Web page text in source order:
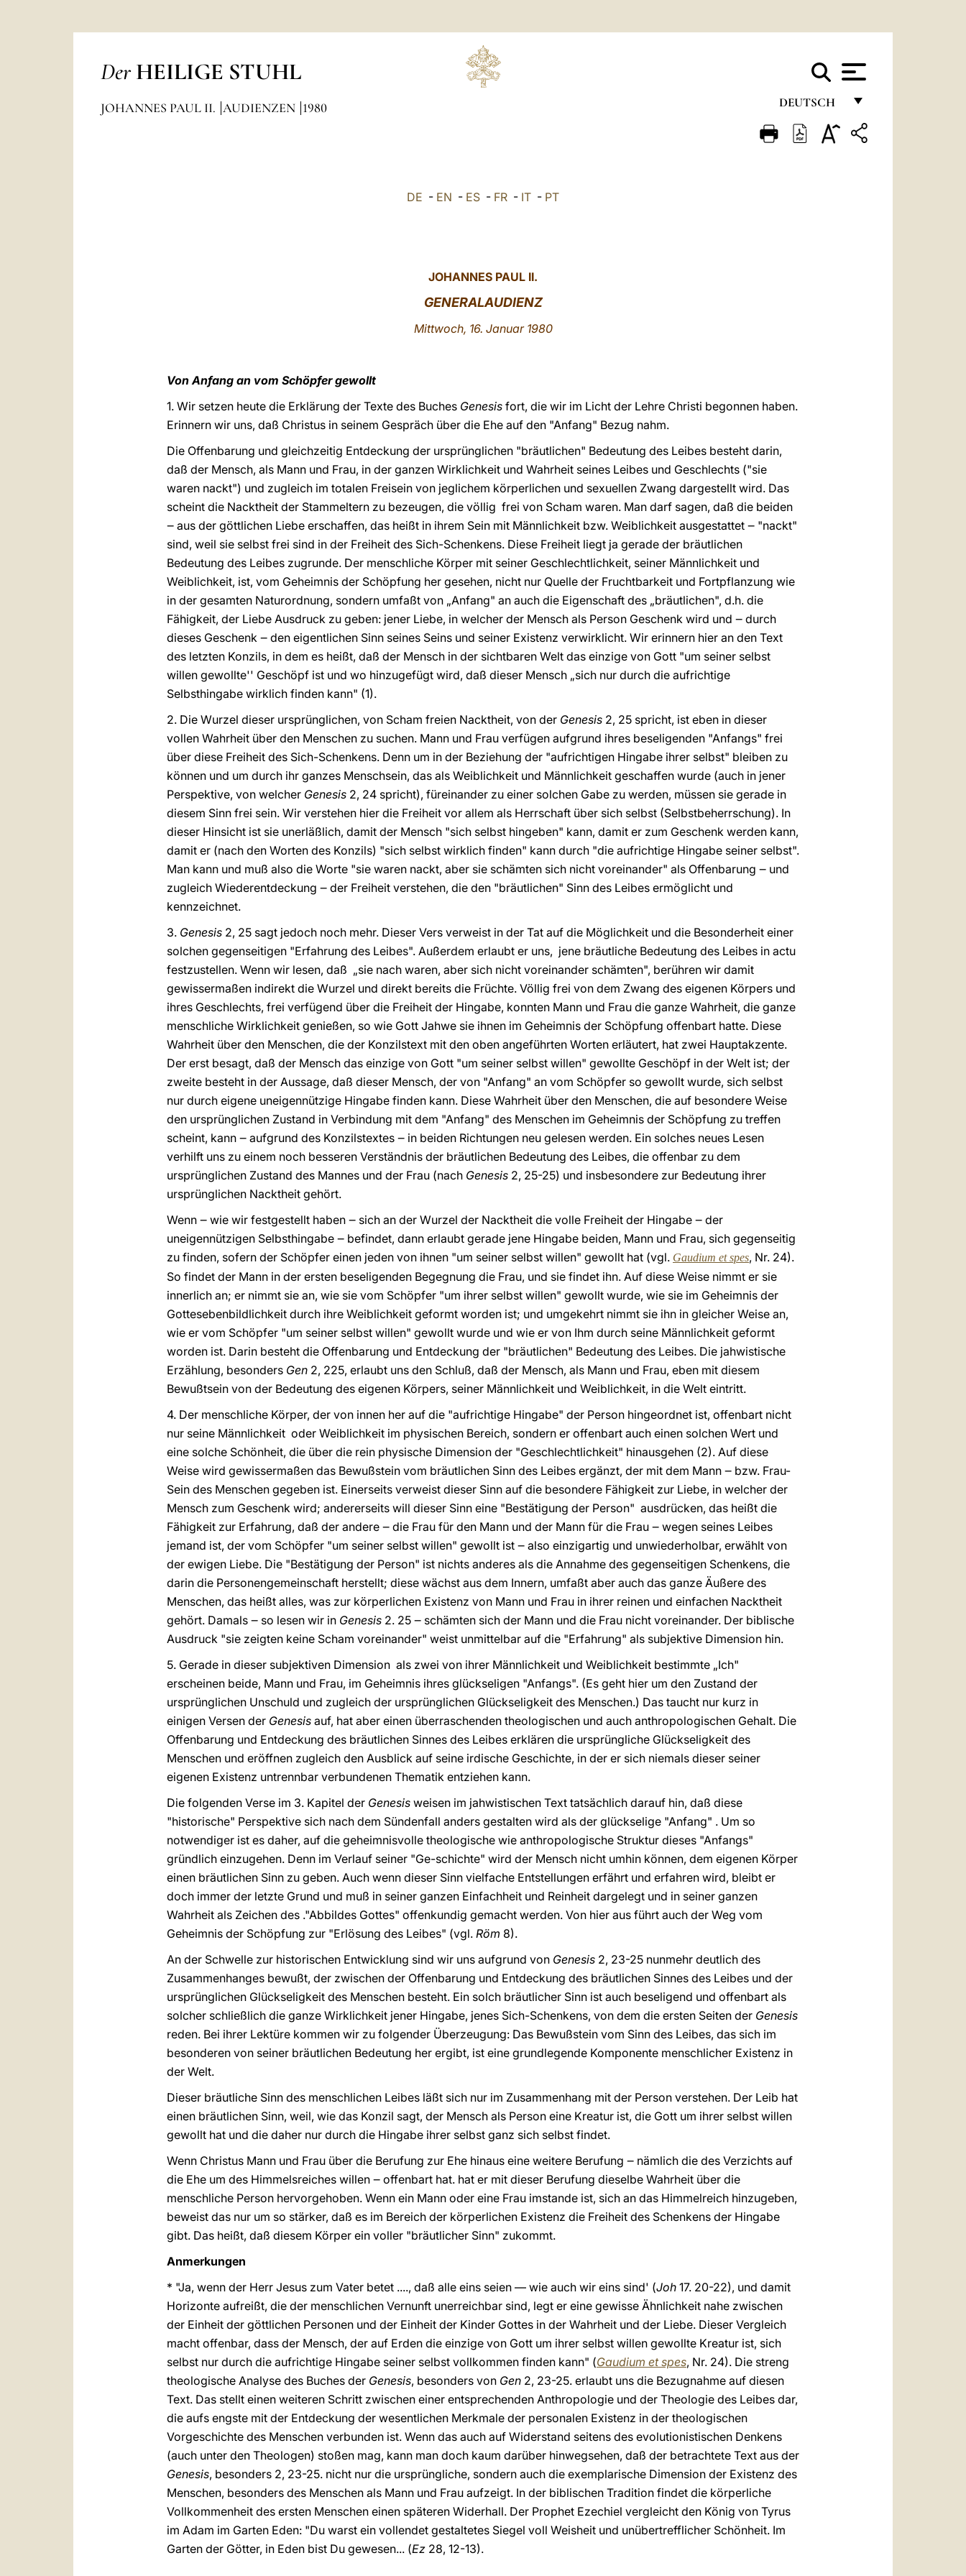
Der HEILIGE STUHL
DEUTSCH
FRANÇAIS
JOHANNES PAUL II. AUDIENZEN 1980
DE - EN - ES - FR - IT - PT
JOHANNES PAUL II.
GENERALAUDIENZ
Mittwoch, 16. Januar 1980
Von Anfang an vom Schöpfer gewollt
1. Wir setzen heute die Erklärung der Texte des Buches Genesis fort, die wir im Licht der Lehre Christi begonnen haben.
Erinnern wir uns, daß Christus in seinem Gespräch über die Ehe auf den "Anfang" Bezug nahm.
Die Offenbarung und gleichzeitig Entdeckung der ursprünglichen "bräutlichen" Bedeutung des Leibes besteht darin,
daß der Mensch, als Mann und Frau, in der ganzen Wirklichkeit und Wahrheit seines Leibes und Geschlechts ("sie
waren nackt") und zugleich im totalen Freisein von jeglichem körperlichen und sexuellen Zwang dargestellt wird. Das
scheint die Nacktheit der Stammeltern zu bezeugen, die völlig frei von Scham waren. Man darf sagen, daß die beiden
‒ aus der göttlichen Liebe erschaffen, das heißt in ihrem Sein mit Männlichkeit bzw. Weiblichkeit ausgestattet ‒ "nackt"
sind, weil sie selbst frei sind in der Freiheit des Sich-Schenkens. Diese Freiheit liegt ja gerade der bräutlichen
Bedeutung des Leibes zugrunde. Der menschliche Körper mit seiner Geschlechtlichkeit, seiner Männlichkeit und
Weiblichkeit, ist, vom Geheimnis der Schöpfung her gesehen, nicht nur Quelle der Fruchtbarkeit und Fortpflanzung wie
in der gesamten Naturordnung, sondern umfaßt von „Anfang" an auch die Eigenschaft des „bräutlichen", d.h. die
Fähigkeit, der Liebe Ausdruck zu geben: jener Liebe, in welcher der Mensch als Person Geschenk wird und ‒ durch
dieses Geschenk ‒ den eigentlichen Sinn seines Seins und seiner Existenz verwirklicht. Wir erinnern hier an den Text
des letzten Konzils, in dem es heißt, daß der Mensch in der sichtbaren Welt das einzige von Gott "um seiner selbst
willen gewollte'' Geschöpf ist und wo hinzugefügt wird, daß dieser Mensch „sich nur durch die aufrichtige
Selbsthingabe wirklich finden kann" (1).
2. Die Wurzel dieser ursprünglichen, von Scham freien Nacktheit, von der Genesis 2, 25 spricht, ist eben in dieser
vollen Wahrheit über den Menschen zu suchen. Mann und Frau verfügen aufgrund ihres beseligenden "Anfangs" frei
über diese Freiheit des Sich-Schenkens. Denn um in der Beziehung der "aufrichtigen Hingabe ihrer selbst" bleiben zu
können und um durch ihr ganzes Menschsein, das als Weiblichkeit und Männlichkeit geschaffen wurde (auch in jener
Perspektive, von welcher Genesis 2, 24 spricht), füreinander zu einer solchen Gabe zu werden, müssen sie gerade in
diesem Sinn frei sein. Wir verstehen hier die Freiheit vor allem als Herrschaft über sich selbst (Selbstbeherrschung). In
dieser Hinsicht ist sie unerläßlich, damit der Mensch "sich selbst hingeben" kann, damit er zum Geschenk werden kann,
damit er (nach den Worten des Konzils) "sich selbst wirklich finden" kann durch "die aufrichtige Hingabe seiner selbst".
Man kann und muß also die Worte "sie waren nackt, aber sie schämten sich nicht voreinander" als Offenbarung ‒ und
zugleich Wiederentdeckung ‒ der Freiheit verstehen, die den "bräutlichen" Sinn des Leibes ermöglicht und
kennzeichnet.
3. Genesis 2, 25 sagt jedoch noch mehr. Dieser Vers verweist in der Tat auf die Möglichkeit und die Besonderheit einer
solchen gegenseitigen "Erfahrung des Leibes". Außerdem erlaubt er uns, jene bräutliche Bedeutung des Leibes in actu
festzustellen. Wenn wir lesen, daß „sie nach waren, aber sich nicht voreinander schämten", berühren wir damit
gewissermaßen indirekt die Wurzel und direkt bereits die Früchte. Völlig frei von dem Zwang des eigenen Körpers und
ihres Geschlechts, frei verfügend über die Freiheit der Hingabe, konnten Mann und Frau die ganze Wahrheit, die ganze
menschliche Wirklichkeit genießen, so wie Gott Jahwe sie ihnen im Geheimnis der Schöpfung offenbart hatte. Diese
Wahrheit über den Menschen, die der Konzilstext mit den oben angeführten Worten erläutert, hat zwei Hauptakzente.
Der erst besagt, daß der Mensch das einzige von Gott "um seiner selbst willen" gewollte Geschöpf in der Welt ist; der
zweite besteht in der Aussage, daß dieser Mensch, der von "Anfang" an vom Schöpfer so gewollt wurde, sich selbst
nur durch eigene uneigennützige Hingabe finden kann. Diese Wahrheit über den Menschen, die auf besondere Weise
den ursprünglichen Zustand in Verbindung mit dem "Anfang" des Menschen im Geheimnis der Schöpfung zu treffen
scheint, kann ‒ aufgrund des Konzilstextes ‒ in beiden Richtungen neu gelesen werden. Ein solches neues Lesen
verhilft uns zu einem noch besseren Verständnis der bräutlichen Bedeutung des Leibes, die offenbar zu dem
ursprünglichen Zustand des Mannes und der Frau (nach Genesis 2, 25-25) und insbesondere zur Bedeutung ihrer
ursprünglichen Nacktheit gehört.
Wenn ‒ wie wir festgestellt haben ‒ sich an der Wurzel der Nacktheit die volle Freiheit der Hingabe ‒ der
uneigennützigen Selbsthingabe ‒ befindet, dann erlaubt gerade jene Hingabe beiden, Mann und Frau, sich gegenseitig
zu finden, sofern der Schöpfer einen jeden von ihnen "um seiner selbst willen" gewollt hat (vgl. Gaudium et spes, Nr. 24).
So findet der Mann in der ersten beseligenden Begegnung die Frau, und sie findet ihn. Auf diese Weise nimmt er sie
innerlich an; er nimmt sie an, wie sie vom Schöpfer "um ihrer selbst willen" gewollt wurde, wie sie im Geheimnis der
Gottesebenbildlichkeit durch ihre Weiblichkeit geformt worden ist; und umgekehrt nimmt sie ihn in gleicher Weise an,
wie er vom Schöpfer "um seiner selbst willen" gewollt wurde und wie er von Ihm durch seine Männlichkeit geformt
worden ist. Darin besteht die Offenbarung und Entdeckung der "bräutlichen" Bedeutung des Leibes. Die jahwistische
Erzählung, besonders Gen 2, 225, erlaubt uns den Schluß, daß der Mensch, als Mann und Frau, eben mit diesem
Bewußtsein von der Bedeutung des eigenen Körpers, seiner Männlichkeit und Weiblichkeit, in die Welt eintritt.
4. Der menschliche Körper, der von innen her auf die "aufrichtige Hingabe" der Person hingeordnet ist, offenbart nicht
nur seine Männlichkeit oder Weiblichkeit im physischen Bereich, sondern er offenbart auch einen solchen Wert und
eine solche Schönheit, die über die rein physische Dimension der "Geschlechtlichkeit" hinausgehen (2). Auf diese
Weise wird gewissermaßen das Bewußstein vom bräutlichen Sinn des Leibes ergänzt, der mit dem Mann ‒ bzw. Frau-
Sein des Menschen gegeben ist. Einerseits verweist dieser Sinn auf die besondere Fähigkeit zur Liebe, in welcher der
Mensch zum Geschenk wird; andererseits will dieser Sinn eine "Bestätigung der Person" ausdrücken, das heißt die
Fähigkeit zur Erfahrung, daß der andere ‒ die Frau für den Mann und der Mann für die Frau ‒ wegen seines Leibes
jemand ist, der vom Schöpfer "um seiner selbst willen" gewollt ist ‒ also einzigartig und unwiederholbar, erwählt von
der ewigen Liebe. Die "Bestätigung der Person" ist nichts anderes als die Annahme des gegenseitigen Schenkens, die
darin die Personengemeinschaft herstellt; diese wächst aus dem Innern, umfaßt aber auch das ganze Äußere des
Menschen, das heißt alles, was zur körperlichen Existenz von Mann und Frau in ihrer reinen und einfachen Nacktheit
gehört. Damals ‒ so lesen wir in Genesis 2. 25 ‒ schämten sich der Mann und die Frau nicht voreinander. Der biblische
Ausdruck "sie zeigten keine Scham voreinander" weist unmittelbar auf die "Erfahrung" als subjektive Dimension hin.
5. Gerade in dieser subjektiven Dimension als zwei von ihrer Männlichkeit und Weiblichkeit bestimmte „Ich"
erscheinen beide, Mann und Frau, im Geheimnis ihres glückseligen "Anfangs". (Es geht hier um den Zustand der
ursprünglichen Unschuld und zugleich der ursprünglichen Glückseligkeit des Menschen.) Das taucht nur kurz in
einigen Versen der Genesis auf, hat aber einen überraschenden theologischen und auch anthropologischen Gehalt. Die
Offenbarung und Entdeckung des bräutlichen Sinnes des Leibes erklären die ursprüngliche Glückseligkeit des
Menschen und eröffnen zugleich den Ausblick auf seine irdische Geschichte, in der er sich niemals dieser seiner
eigenen Existenz untrennbar verbundenen Thematik entziehen kann.
Die folgenden Verse im 3. Kapitel der Genesis weisen im jahwistischen Text tatsächlich darauf hin, daß diese
"historische" Perspektive sich nach dem Sündenfall anders gestalten wird als der glückselige "Anfang" . Um so
notwendiger ist es daher, auf die geheimnisvolle theologische wie anthropologische Struktur dieses "Anfangs"
gründlich einzugehen. Denn im Verlauf seiner "Ge-schichte" wird der Mensch nicht umhin können, dem eigenen Körper
einen bräutlichen Sinn zu geben. Auch wenn dieser Sinn vielfache Entstellungen erfährt und erfahren wird, bleibt er
doch immer der letzte Grund und muß in seiner ganzen Einfachheit und Reinheit dargelegt und in seiner ganzen
Wahrheit als Zeichen des ."Abbildes Gottes" offenkundig gemacht werden. Von hier aus führt auch der Weg vom
Geheimnis der Schöpfung zur "Erlösung des Leibes" (vgl. Röm 8).
An der Schwelle zur historischen Entwicklung sind wir uns aufgrund von Genesis 2, 23-25 nunmehr deutlich des
Zusammenhanges bewußt, der zwischen der Offenbarung und Entdeckung des bräutlichen Sinnes des Leibes und der
ursprünglichen Glückseligkeit des Menschen besteht. Ein solch bräutlicher Sinn ist auch beseligend und offenbart als
solcher schließlich die ganze Wirklichkeit jener Hingabe, jenes Sich-Schenkens, von dem die ersten Seiten der Genesis
reden. Bei ihrer Lektüre kommen wir zu folgender Überzeugung: Das Bewußstein vom Sinn des Leibes, das sich im
besonderen von seiner bräutlichen Bedeutung her ergibt, ist eine grundlegende Komponente menschlicher Existenz in
der Welt.
Dieser bräutliche Sinn des menschlichen Leibes läßt sich nur im Zusammenhang mit der Person verstehen. Der Leib hat
einen bräutlichen Sinn, weil, wie das Konzil sagt, der Mensch als Person eine Kreatur ist, die Gott um ihrer selbst willen
gewollt hat und die daher nur durch die Hingabe ihrer selbst ganz sich selbst findet.
Wenn Christus Mann und Frau über die Berufung zur Ehe hinaus eine weitere Berufung ‒ nämlich die des Verzichts auf
die Ehe um des Himmelsreiches willen ‒ offenbart hat. hat er mit dieser Berufung dieselbe Wahrheit über die
menschliche Person hervorgehoben. Wenn ein Mann oder eine Frau imstande ist, sich an das Himmelreich hinzugeben,
beweist das nur um so stärker, daß es im Bereich der körperlichen Existenz die Freiheit des Schenkens der Hingabe
gibt. Das heißt, daß diesem Körper ein voller "bräutlicher Sinn" zukommt.
Anmerkungen
* "Ja, wenn der Herr Jesus zum Vater betet ...., daß alle eins seien — wie auch wir eins sind' (Joh 17. 20-22), und damit
Horizonte aufreißt, die der menschlichen Vernunft unerreichbar sind, legt er eine gewisse Ähnlichkeit nahe zwischen
der Einheit der göttlichen Personen und der Einheit der Kinder Gottes in der Wahrheit und der Liebe. Dieser Vergleich
macht offenbar, dass der Mensch, der auf Erden die einzige von Gott um ihrer selbst willen gewollte Kreatur ist, sich
selbst nur durch die aufrichtige Hingabe seiner selbst vollkommen finden kann" (Gaudium et spes, Nr. 24). Die streng
theologische Analyse des Buches der Genesis, besonders von Gen 2, 23-25. erlaubt uns die Bezugnahme auf diesen
Text. Das stellt einen weiteren Schritt zwischen einer entsprechenden Anthropologie und der Theologie des Leibes dar,
die aufs engste mit der Entdeckung der wesentlichen Merkmale der personalen Existenz in der theologischen
Vorgeschichte des Menschen verbunden ist. Wenn das auch auf Widerstand seitens des evolutionistischen Denkens
(auch unter den Theologen) stoßen mag, kann man doch kaum darüber hinwegsehen, daß der betrachtete Text aus der
Genesis, besonders 2, 23-25. nicht nur die ursprüngliche, sondern auch die exemplarische Dimension der Existenz des
Menschen, besonders des Menschen als Mann und Frau aufzeigt. In der biblischen Tradition findet die körperliche
Vollkommenheit des ersten Menschen einen späteren Widerhall. Der Prophet Ezechiel vergleicht den König von Tyrus
im Adam im Garten Eden: "Du warst ein vollendet gestaltetes Siegel voll Weisheit und unübertrefflicher Schönheit. Im
Garten der Götter, in Eden bist Du gewesen... (Ez 28, 12-13).